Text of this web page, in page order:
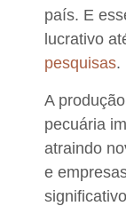
país. E
lucrativo
pesquisas.
A
pecuária
atraindo
e